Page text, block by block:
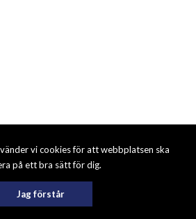
vi cookies för att webbplatsen ska
på ett bra sätt för dig.
Jag förstår